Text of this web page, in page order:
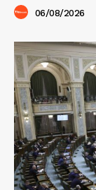
06/08/2026